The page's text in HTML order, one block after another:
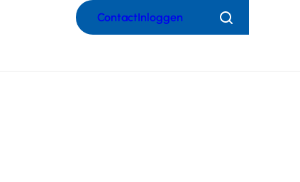
ContactInloggen Zoeken